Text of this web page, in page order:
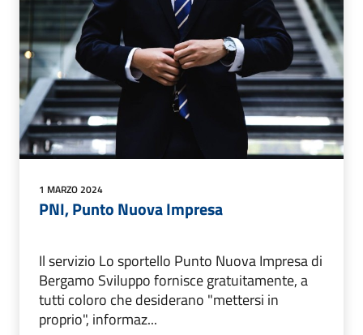
1 MARZO 2024
PNI, Punto Nuova Impresa
Il servizio Lo sportello Punto Nuova Impresa di
Bergamo Sviluppo fornisce gratuitamente, a
tutti coloro che desiderano "mettersi in
proprio", informaz...